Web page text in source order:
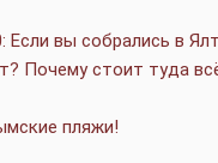
Если вы собрались в
Почему стоит туда
пляжи!